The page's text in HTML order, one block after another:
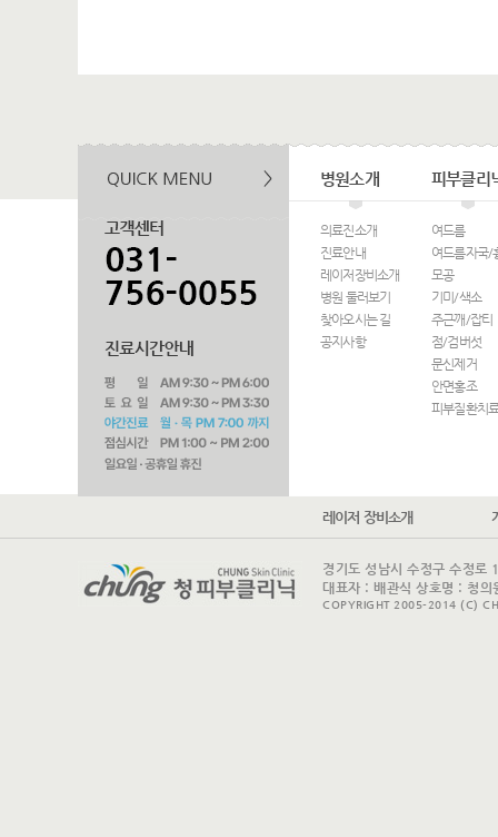
병원소개
의료진소개
진료안내
레이저장비소개
병원 둘러보기
찾아오시는 길
공지사항
피부클리
여드름
여드름자국/
모공
기미/색소
주근깨/잡티
점/검버섯
문신제거
안면홍조
피부질환치
레이저 장비소개
경기도 성남시 수정구 수정
대표자 : 배관식 상호명 : 청
COPYRIGHT 2005-2014 (C)